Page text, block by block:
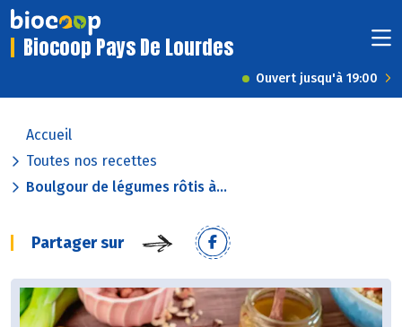
Biocoop Pays De Lourdes
Ouvert jusqu'à 19:00
Accueil
Toutes nos recettes
Boulgour de légumes rôtis à...
Partager sur